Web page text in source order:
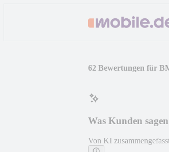
62 Bewertungen für
Was Kunden sagen
Von KI